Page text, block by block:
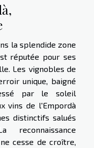
la splendide zone
réputée pour ses
Les vignobles de
unique, baigné
par le soleil
vins de l'Empordà
distinctifs salués
cesse de croître,